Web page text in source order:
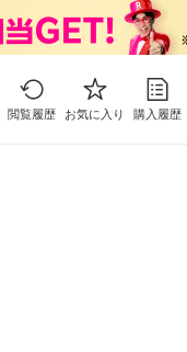
閲覧履歴 お気に入り 購入履歴